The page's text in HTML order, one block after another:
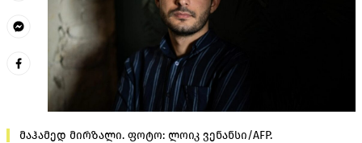
მაჰამედ მირზალი. ფოტო: ლოიკ ვენანსი/AFP.